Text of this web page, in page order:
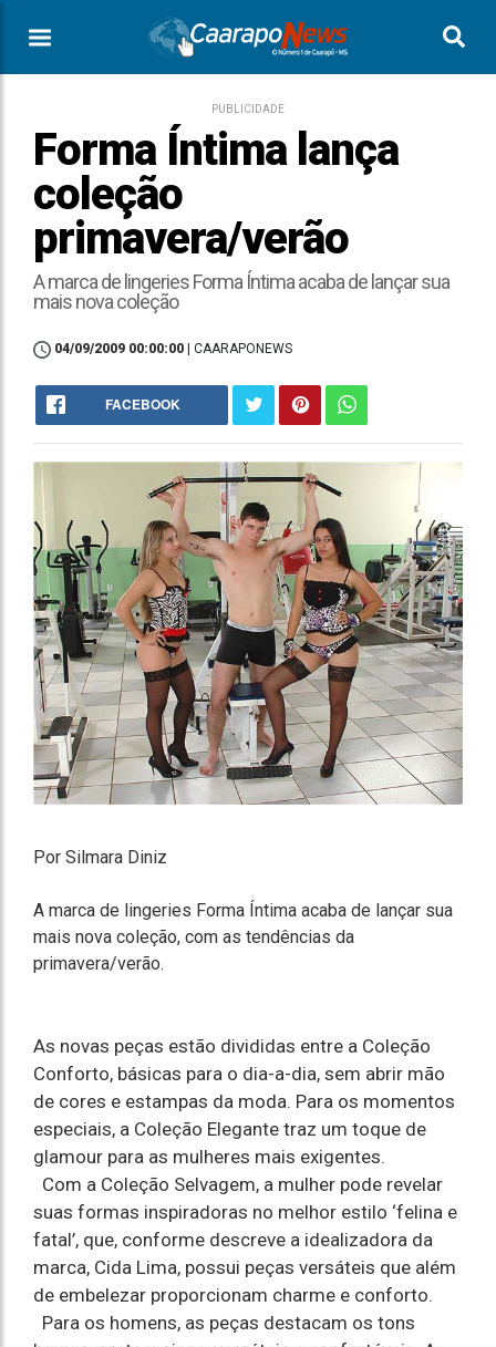
PUBLICIDADE
Forma Íntima lança
coleção
primavera/verão
A marca de lingeries Forma Íntima acaba de lançar sua
mais nova coleção
04/09/2009 00:00:00 | CAARAPONEWS
FACEBOOK
Por Silmara Diniz
A marca de lingeries Forma Íntima acaba de lançar sua
mais nova coleção, com as tendências da
primavera/verão.
As novas peças estão divididas entre a Coleção
Conforto, básicas para o dia-a-dia, sem abrir mão
de cores e estampas da moda. Para os momentos
especiais, a Coleção Elegante traz um toque de
glamour para as mulheres mais exigentes.
Com a Coleção Selvagem, a mulher pode revelar
suas formas inspiradoras no melhor estilo ‘felina e
fatal’, que, conforme descreve a idealizadora da
marca, Cida Lima, possui peças versáteis que além
de embelezar proporcionam charme e conforto.
Para os homens, as peças destacam os tons